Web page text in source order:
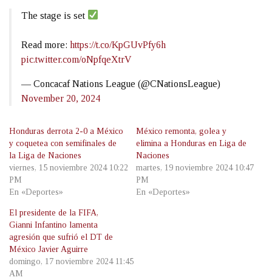
The stage is set
Read more: https://t.co/KpGUvPfy6h
pic.twitter.com/oNpfqeXtrV
— Concacaf Nations League (@CNationsLeague)
November 20, 2024
Honduras derrota 2-0 a México
y coquetea con semifinales de
la Liga de Naciones
viernes, 15 noviembre 2024 10:22
PM
En «Deportes»
México remonta, golea y
elimina a Honduras en Liga de
Naciones
martes, 19 noviembre 2024 10:47
PM
En «Deportes»
El presidente de la FIFA,
Gianni Infantino lamenta
agresión que sufrió el DT de
México Javier Aguirre
domingo, 17 noviembre 2024 11:45
AM